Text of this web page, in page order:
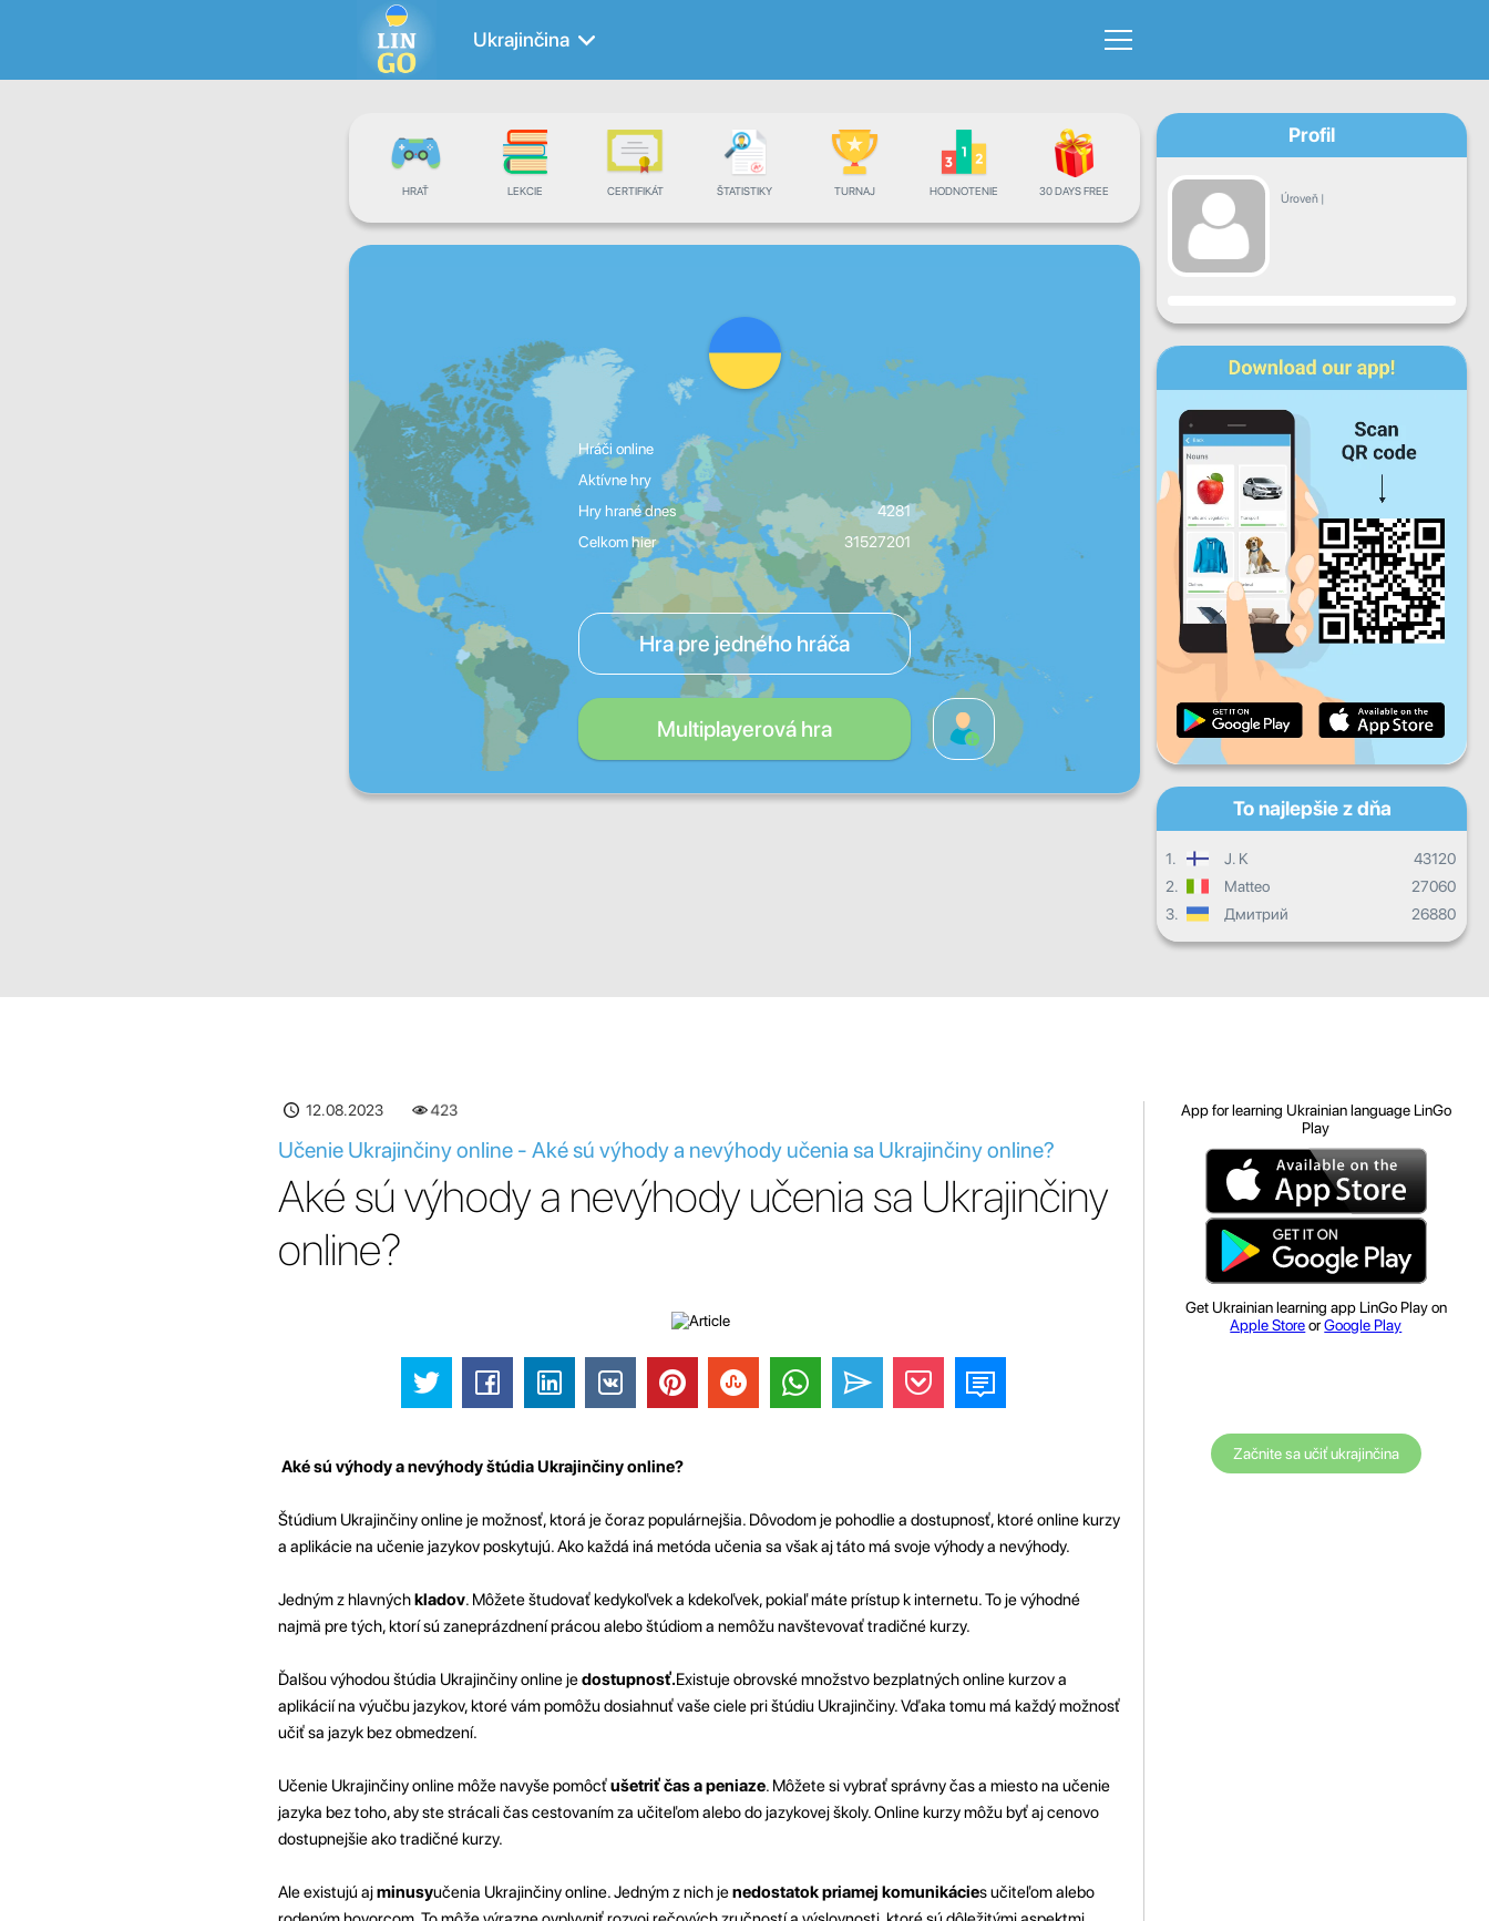
Ukrajinčina
HRAŤ LEKCIE CERTIFIKÁT ŠTATISTIKY TURNAJ HODNOTENIE 30 DAYS FREE
Hráči online
Aktívne hry
Hry hrané dnes
4281
Celkom hier
31527201
Hra pre jedného hráča
Multiplayerová hra
Profil
Úroveň |
Pokrok
Po St
So Ne
Denný pokrok
Mesačný pokrok
Celkový postup
To najlepšie z dňa
1. J. K
43120
2.
Matteo
27060
3.
Дмитрий 26880
12.08.2023 423
Učenie Ukrajinčiny online - Aké sú výhody a nevýhody učenia sa Ukrajinčiny online?
Aké sú výhody a nevýhody učenia sa Ukrajinčiny
online?
Aké sú výhody a nevýhody štúdia Ukrajinčiny online?
Štúdium Ukrajinčiny online je možnosť, ktorá je čoraz populárnejšia. Dôvodom je pohodlie a dostupnosť, ktoré online kurzy
a aplikácie na učenie jazykov poskytujú. Ako každá iná metóda učenia sa však aj táto má svoje výhody a nevýhody.
Jedným z hlavnýchkladov. Môžete študovať kedykoľvek a kdekoľvek, pokiaľ máte prístup k internetu. To je výhodné
najmä pre tých, ktorí sú zaneprázdnení prácou alebo štúdiom a nemôžu navštevovať tradičné kurzy.
Ďalšou výhodou štúdia Ukrajinčiny online jedostupnosť.Existuje obrovské množstvo bezplatných online kurzov a
aplikácií na výučbu jazykov, ktoré vám pomôžu dosiahnuť vaše ciele pri štúdiu Ukrajinčiny. Vďaka tomu má každý možnosť
učiť sa jazyk bez obmedzení.
Učenie Ukrajinčiny online môže navyše pomôcťušetriť čas a peniaze. Môžete si vybrať správny čas a miesto na učenie
jazyka bez toho, aby ste strácali čas cestovaním za učiteľom alebo do jazykovej školy. Online kurzy môžu byť aj cenovo
dostupnejšie ako tradičné kurzy.
Ale existujú ajminusyučenia Ukrajinčiny online. Jedným z nich jenedostatok priamej komunikácies učiteľom alebo
App for learning Ukrainian language LinGo
Play
Get Ukrainian learning app LinGo Play on
Apple StoreorGoogle Play
Začnite sa učiť ukrajinčina